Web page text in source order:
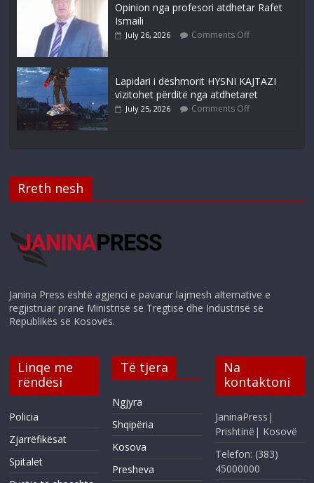
Opinion nga profesori atdhetar Rafet
Ismaili
July 26, 2026 Comments Off
Lapidari i dëshmorit HYSNI KAJTAZI
vizitohet përditë nga atdhetaret
July 25, 2026 Comments Off
Rreth nesh
Janina Press është agjenci e pavarur lajmesh alternative e
regjistruar pranë Ministrisë së Tregtisë dhe Industrisë së
Republikës së Kosovës.
Linqe me
rëndësi
Policia
Zjarrëfikësat
Spitalet
Të tjera
Ngjyra
Shqipëria
Kosova
Presheva
Na
kontaktoni
JaninaPress|
Prishtinë| Kosovë
Telefon: (383)
45000000